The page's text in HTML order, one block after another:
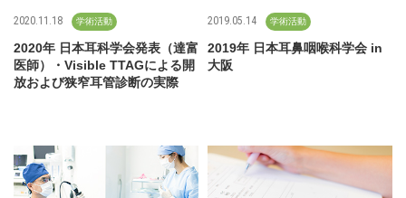
2020.11.18 学術活動
2020年 日本耳科学会発表（達富
医師）・Visible TTAGによる開
放および狭窄耳管診断の実際
2019.05.14 学術活動
2019年 日本耳鼻咽喉科学会 in
大阪